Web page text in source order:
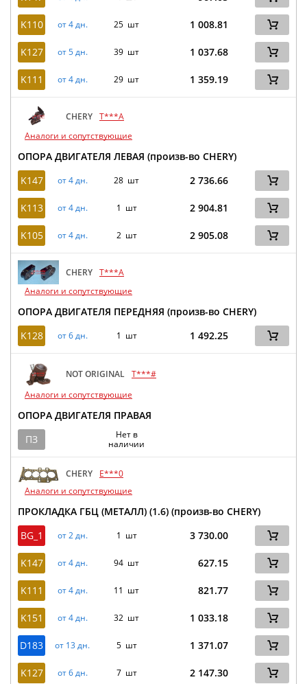
K110 от 4 дн. 25 шт 1 008.81
K127 от 5 дн. 39 шт 1 037.68
K111 от 4 дн. 29 шт 1 359.19
CHERY T***A
Аналоги и сопутствующие
ОПОРА ДВИГАТЕЛЯ ЛЕВАЯ (произв-во CHERY)
K147
от 4 дн. 28 шт 2 736.66
K113 от 4 дн. 1 шт 2 904.81
K105 от 4 дн. 2 шт 2 905.08
CHERY T***A
Аналоги и сопутствующие
ОПОРА ДВИГАТЕЛЯ ПЕРЕДНЯЯ (произв-во CHERY)
K128
от 6 дн. 1 шт 1 492.25
NOT ORIGINAL T***#
Аналоги и сопутствующие
ОПОРА ДВИГАТЕЛЯ ПРАВАЯ
ПЗ
Нет в
наличии
CHERY
E***0
Аналоги и сопутствующие
ПРОКЛАДКА ГБЦ (МЕТАЛЛ) (1.6) (произв-во CHERY)
BG_1
от 2 дн. 1 шт 3 730.00
K147 от 4 дн. 94 шт 627.15
K111 от 4 дн. 11 шт 821.77
K151 от 4 дн. 32 шт 1 033.18
D183 от 13 дн. 5 шт 1 371.07
K127 от 6 дн. 7 шт 2 147.30